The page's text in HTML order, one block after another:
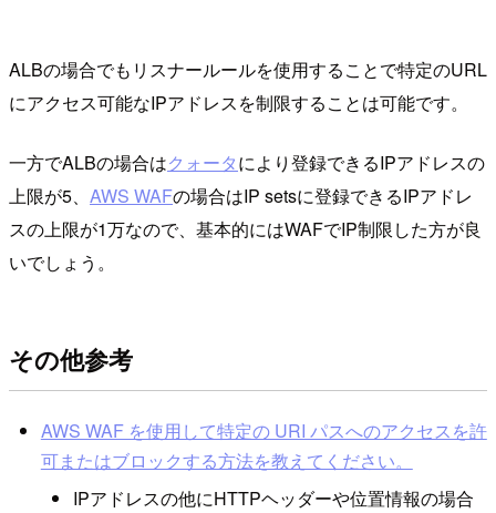
ALBの場合でもリスナールールを使用することで特定のURL
にアクセス可能なIPアドレスを制限することは可能です。
一方でALBの場合はクォータにより登録できるIPアドレスの
上限が5、 AWS WAFの場合はIP setsに登録できるIPアドレ
スの上限が1万なので、基本的にはWAFでIP制限した方が良
いでしょう。
その他参考
AWS WAF を使用して特定の URI パスへのアクセスを許
可またはブロックする方法を教えてください。
IPアドレスの他にHTTPヘッダーや位置情報の場合